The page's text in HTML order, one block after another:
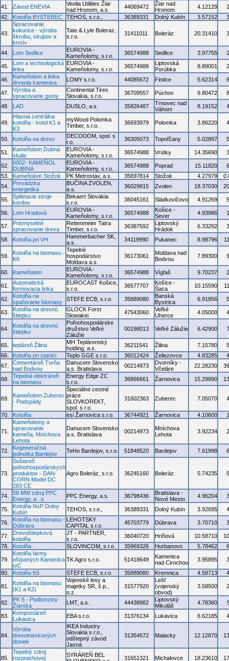
41. Závod ENEVIA
Veolia Utilities Žiar
nad Hronom, a.s.
44069472
Žiar nad
Hronom
4.12129
42.
Kotolňa BYSTEREC TEHOS, s.r.o., 36389331 Dolný Kubín 3.57152
43.
Spracovanie
kukurice - výroba
škrobu, sirupov a
krmív
Tate & Lyle Boleraz,
s.r.o.
31411011 Boleráz 20.31410
44. Lom Sedlice
EUROVIA -
Kameňolomy, s.r.o.
36574988 Sedlice 3.97755
45.
Lom a technologická
linka
EUROVIA -
Kameňolomy, s.r.o.
36574988
Liptovská
Porúbka
8.89001
46.
Kameňolom a linka
drvenia kameniva
LOMY s.r.o. 44085672 Fintice 5.62314
47.
Výroba a
spracovanie gumy
Continental Tires
Slovakia, s.r.o.
36709557 Púchov 9.80472
48. LAD DUSLO, a.s. 35826487
Trnovec nad
Váhom
8.19152
49.
Hlavná centrálna
kotolňa - kotol K1 a
K3
myWood Polomka
Timber, s.r.o.
36693979 Polomka 3.86220
50. Kotolňa na drevo
DECODOM, spol. s
r.o.
36305073 Topoľčany 5.02897
51.
Kameňolom Dubná
skala
EUROVIA -
Kameňolomy, s.r.o.
36574988 Vrútky 14.35690
52.
0002- KAMEŇOL
DUBINA
EUROVIA -
Kameňolomy, s.r.o.
36574988 Poprad 15.11820
53.
Kameňolom Stožok PK Metrostav, a.s. 35697814 Stožok 4.27979
54.
Prevádzka
energetika
BUČINA ZVOLEN,
a.s.
36029815 Zvolen 18.37030
55.
Splietacie stroje
kordov
Bekaert Slovakia
s.r.o.
36045161 Sládkovičovo 4.91269
56. Lom Hradová
EUROVIA -
Kameňolomy, s.r.o.
36574988
Košice -
Sever
4.93986
57.
Priemyselné
spracovanie dreva
Rettenmeier Tatra
Timber, s.r.o.
36387592
Liptovský
Hrádok
6.33292
58. Kotolňa pri VH
Hammerbacher SK,
a.s.
34119990 Pukanec 8.98796
59.
Kotolňa na biomasu -
K6
Tepelné
hospodárstvo
Moldava a.s.
36173061
Moldava nad
Bodvou
7.89300
60. Kameňolom
EUROVIA -
Kameňolomy, s.r.o.
36574988 Vígľaš 9.70237
61.
Automatická
formovacia linka
EUROCAST Košice,
s.r.o.
36577707
Košice -
Šaca
10.15590
62.
Kotolňa na
spaľovanie biomasy
STEFE ECB, s.r.o. 35889080
Banská
Bystrica
6.91856
63.
Kotolňa na drevnú
štiepku
GLOCK Forst
Slowakei
47543060
Veľké
Uherce
4.05000
64.
Kotolňa na drevnú
štiepku
Poľnohospodárske
družstvo Veľké
Zálužie
00198013 Veľké Zálužie 6.42900
65. tepláreň Žilina
MH Teplárenský
holding, a.s.
36211541 Žilina 7.15780
66.
Kotolňa pri stanici Teplo GGE s.r.o. 36012424 Želiezovce 4.83285
67.
Cementáreň Turňa
nad Bodvou
Danucem Slovensko
a.s. Bratislava
00214973
Dvorníky -
Včeláre
22.28230
68.
Tepelná elektráreň
na biomasu
Energy Edge ZC
s.r.o.
36866661 Žarnovica 15.29890
69.
Kameňolom Zuberec
- Podspády
Špeciálne cestné
práce
SLOVKOREKT,
spol. s r.o.
31602363 Zuberec 7.05070
70. Kotolňa esi Žarnovica s.r.o. 36744921 Žarnovica 4.10600
71.
Kameňolomy a
spracovanie
kameňa, Mníchova
Lehota
Danucem Slovensko
a.s. Bratislava
00214973
Mníchova
Lehota
3.92234
72.
Kogeneračná
jednotka Bardejov
TeHo Bardejov, s.r.o. 51848520 Bardejov 7.61998
73.
Sušiareň
poľnohospodárskych
produktov - DAN-
CORN Model DC
283 CE
Agro Boleráz, s.r.o. 36245160 Boleráz 5.74235
74.
58 MW zdroj PPC
Energy, a. .s
PPC Energy, a.s. 36798436
Bratislava -
Nové Mesto
4.96204
75.
Kotolňa NsP Dolný
Kubín
TEHOS, s.r.o., 36389331 Dolný Kubín 3.92695
76.
Kotolňa na biomasu -
Dúbrava
LEHOTSKY
CAPITAL s.r.o.
45703779 Dúbrava 3.70710
77.
Drevoštiepková
kotolňa
JT - PARTNER,
s.r.o.
36040720 Hriňová 10.58710
78.
Kotolňa SLOVINCOM, s.r.o. 35969326 Hurbanovo 5.78462
79.
Kotolňa farmy
ošípaných Kamenica
n/C
TK Agro s.r.o. 51418649
Kamenica
nad Cirochou
3.95895
80. Kotolňa K5 STEFE ECB, s.r.o. 35889080 Kremnica 4.58713
81.
Kotolňa na biomasu
(K1 a K2)
Vojenské lesy a
majetky SR, š.p.,
o.z.
31577920
Lešť
(vojenský
obvod)
3.58500
82.
PK 5 - Podbreziny
Žiarska
LMT, a.s. 44438982
Liptovský
Mikuláš
4.78360
83.
Kompostáreň
Lukavica
EBA s.r.o. 31376134 Lukavica 6.62185
84.
Výroba
drevotrieskových
dosiek
IKEA Industry
Slovakia s.r.o.,
odštepný závod
Jasná
31354572 Malacky 12.12870
85.
Tepelný zdroj
rozprachovej
SYRÁREŇ BEL
31651321 Michalovce 18.23610